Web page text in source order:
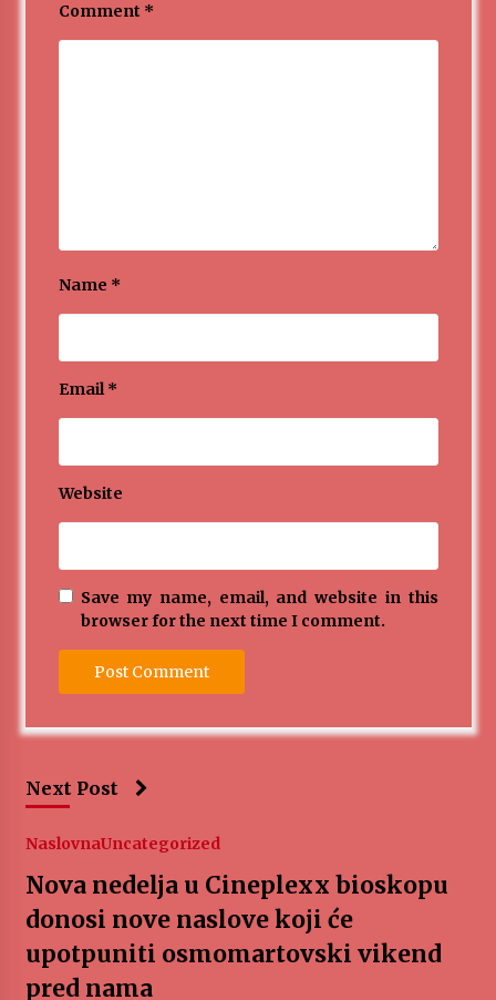
Comment *
Name *
Email*
Website
Save my name, email, and website in this
browser for the next time I comment.
Next Post
NaslovnaUncategorized
Nova nedelja u Cineplexx bioskopu
donosi nove naslove koji će
upotpuniti osmomartovski vikend
pred nama